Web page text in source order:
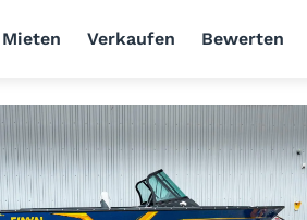
Mieten Verkaufen Bewerten